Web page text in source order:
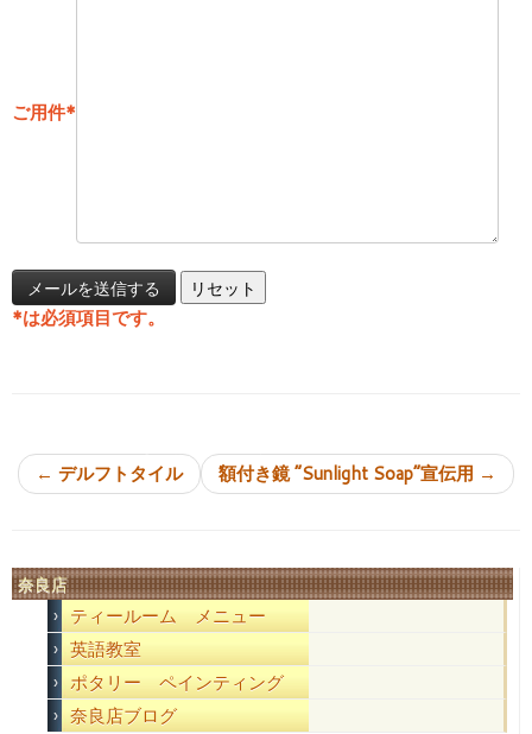
ご用件*
*は必須項目です。
← デルフトタイル 額付き鏡 “Sunlight Soap”宣伝用 →
奈良店
ティールーム メニュー
英語教室
ポタリー ペインティング
奈良店ブログ